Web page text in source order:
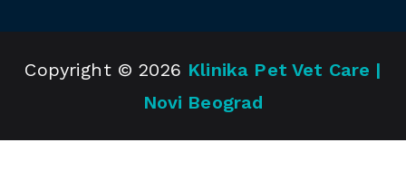
Copyright © 2026 Klinika Pet Vet Care |
Novi Beograd